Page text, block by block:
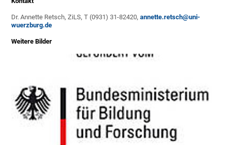
Dr. Annette Retsch, ZiLS, T (0931) 31-82420,annette.retsch@uni-
wuerzburg.de
Weitere Bilder